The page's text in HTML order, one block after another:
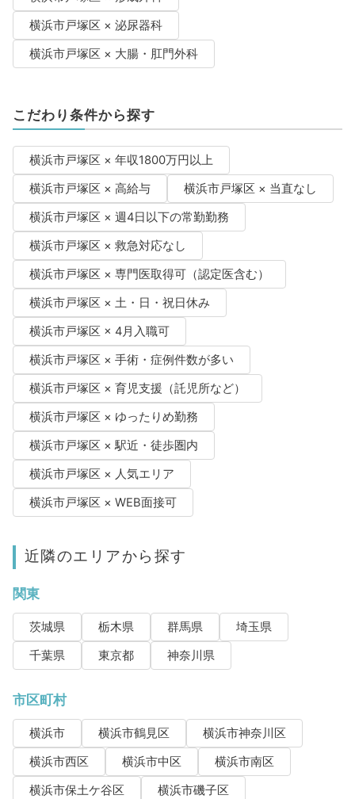
横浜市戸塚区 × 泌尿器科
横浜市戸塚区 × 大腸・肛門外科
こだわり条件から探す
横浜市戸塚区 × 年収1800万円以上
横浜市戸塚区 × 高給与
横浜市戸塚区 × 当直なし
横浜市戸塚区 × 週4日以下の常勤勤務
横浜市戸塚区 × 救急対応なし
横浜市戸塚区 × 専門医取得可（認定医含む）
横浜市戸塚区 × 土・日・祝日休み
横浜市戸塚区 × 4月入職可
横浜市戸塚区 × 手術・症例件数が多い
横浜市戸塚区 × 育児支援（託児所など）
横浜市戸塚区 × ゆったりめ勤務
横浜市戸塚区 × 駅近・徒歩圏内
横浜市戸塚区 × 人気エリア
横浜市戸塚区 × WEB面接可
近隣のエリアから探す
関東
茨城県 栃木県 群馬県
埼玉県
千葉県
東京都 神奈川県
市区町村
横浜市 横浜市鶴見区
横浜市神奈川区
横浜市西区
横浜市中区
横浜市南区
横浜市保土ケ谷区
横浜市磯子区